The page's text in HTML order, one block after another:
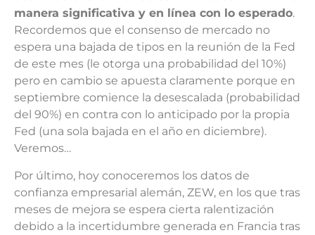
manera significativa y en línea con lo esperado.
Recordemos que el consenso de mercado no
espera una bajada de tipos en la reunión de la Fed
de este mes (le otorga una probabilidad del 10%)
pero en cambio se apuesta claramente porque en
septiembre comience la desescalada (probabilidad
del 90%) en contra con lo anticipado por la propia
Fed (una sola bajada en el año en diciembre).
Veremos…
Por último, hoy conoceremos los datos de
confianza empresarial alemán, ZEW, en los que tras
meses de mejora se espera cierta ralentización
debido a la incertidumbre generada en Francia tras